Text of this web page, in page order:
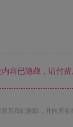
内容已隐藏，请付
系我们删除，并向所